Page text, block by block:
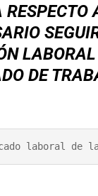
DE
laboral de